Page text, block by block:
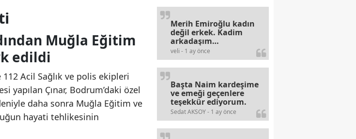
Muğla Eğitim
edildi
Acil Sağlık ve polis ekipleri
yapılan Çınar, Bodrum’daki özel
daha sonra Muğla Eğitim ve
hayati tehlikesinin
veli - 1 ay önce
Merih Emiroğlu kadın
değil erkek. Kadim
arkadaşım
haberinizdeki hataya
gayb den
gülümsüyordur.
Sedat AKSOY - 1 ay önce
Başta Naim kardeşime
ve emeği geçenlere
teşekkür ediyorum.